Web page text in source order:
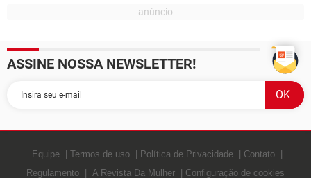
ASSINE NOSSA NEWSLETTER!
Equipe Termos de uso Política de Privacidade
Contato
Regulamento
A Revista Da Mulher Configuração de cookies